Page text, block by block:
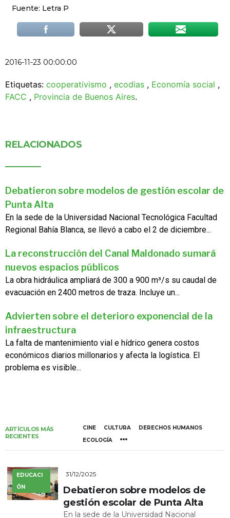
Fuente: Letra P
2016-11-23 00:00:00
Etiquetas: cooperativismo , ecodias , Economía social ,
FACC , Provincia de Buenos Aires.
RELACIONADOS
Debatieron sobre modelos de gestión escolar de
Punta Alta
En la sede de la Universidad Nacional Tecnológica Facultad
Regional Bahía Blanca, se llevó a cabo el 2 de diciembre...
La reconstrucción del Canal Maldonado sumará
nuevos espacios públicos
La obra hidráulica ampliará de 300 a 900 m³/s su caudal de
evacuación en 2400 metros de traza. Incluye un...
Advierten sobre el deterioro exponencial de la
infraestructura
La falta de mantenimiento vial e hídrico genera costos
económicos diarios millonarios y afecta la logística. El
problema es visible...
ARTÍCULOS MÁS
RECIENTES
CINE CULTURA
DERECHOS HUMANOS
ECOLOGÍA
EDUCACI
ÓN
31/12/2025
Debatieron sobre modelos de
gestión escolar de Punta Alta
En la sede de la Universidad Nacional